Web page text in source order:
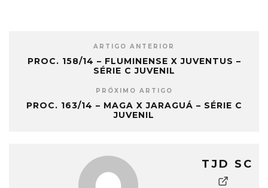
ARTIGO ANTERIOR
PROC. 158/14 – FLUMINENSE X JUVENTUS –
SÉRIE C JUVENIL
PRÓXIMO ARTIGO
PROC. 163/14 – MAGA X JARAGUÁ – SÉRIE C
JUVENIL
TJD SC